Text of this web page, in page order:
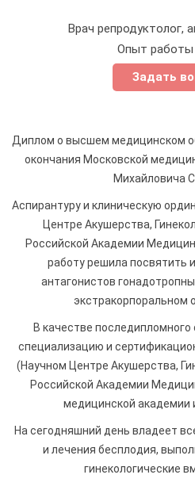
Врач репродуктолог,
Опыт работы
Задать
Диплом о высшем медицинском
окончания Московской
Михайловича
Аспирантуру и клиническую
Центре Акушерства,
Российской Академии
работу решила посвятить
антагонистов
экстракорпоральном
В качестве последипломного
специализацию и
(Научном Центре Акушерства,
Российской Академии
медицинской академии
На сегодняшний день владеет
и лечения бесплодия,
гинекологические